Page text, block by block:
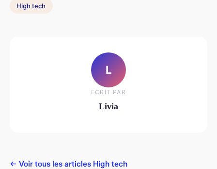
High tech
L
ECRIT PAR
Livia
← Voir tous les articles High tech